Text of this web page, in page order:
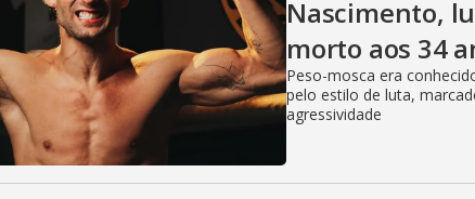
Nascimento,
morto aos 34
Peso-mosca era
pelo estilo de luta,
agressividade